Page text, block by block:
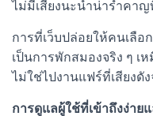
ไม่มีเสียงนะนำน่ารำคา
การที่เว็บปล่อยให้คนเลือ
เป็นการพักสมองจริง ๆ เ
ไม่ใช่ไปงานแฟร์ที่เสียงดั
การดูแลผู้ใช้ที่เข้าถึงง่าย